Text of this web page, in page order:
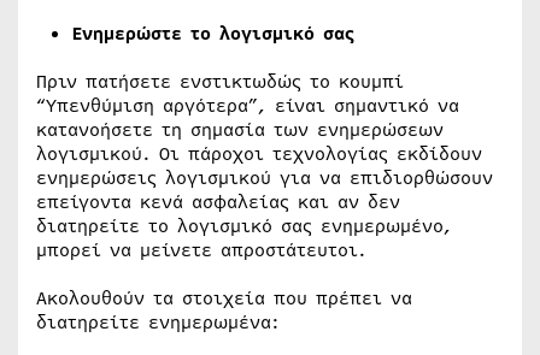
Ενημερώστε το λογισμικό σας
Πριν πατήσετε ενστικτωδώς το κουμπί
“Υπενθύμιση αργότερα”, είναι σημαντικό να
κατανοήσετε τη σημασία των ενημερώσεων
λογισμικού. Οι πάροχοι τεχνολογίας εκδίδουν
ενημερώσεις λογισμικού για να επιδιορθώσουν
επείγοντα κενά ασφαλείας και αν δεν
διατηρείτε το λογισμικό σας ενημερωμένο,
μπορεί να μείνετε απροστάτευτοι.
Ακολουθούν τα στοιχεία που πρέπει να
διατηρείτε ενημερωμένα: